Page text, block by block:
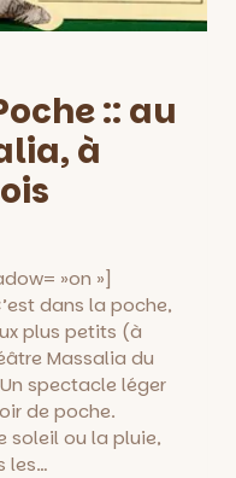
:: au
à
»on »]
dans la poche,
plus petits (à
Massalia du
spectacle léger
de poche.
soleil ou la pluie,
les…